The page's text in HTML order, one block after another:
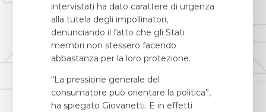
intervistati ha dato carattere di urgenza
alla tutela degli impollinatori,
denunciando il fatto che gli Stati
membri non stessero facendo
abbastanza per la loro protezione.
“La pressione generale del
consumatore può orientare la politica”,
ha spiegato Giovanetti. E in effetti